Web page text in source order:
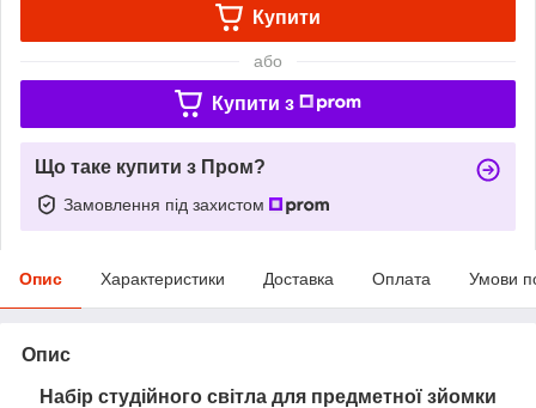
Купити
або
Купити з
Що таке купити з Пром?
Замовлення під захистом
Опис Характеристики Доставка Оплата Умови
Опис
Набір студійного світла для предметної зйомки